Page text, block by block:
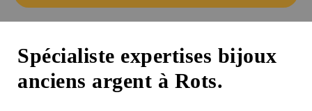
Spécialiste expertises bijoux
anciens argent à Rots.